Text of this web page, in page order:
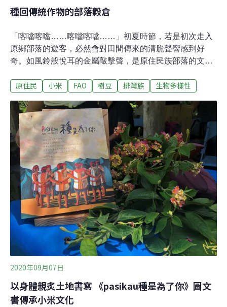
種回傳統作物的部落穀倉
「喀噹喀噹……喀噹喀噹……」初夏時節，若是初次走入
原鄉部落的遊客，必然會對田間傳來的清脆聲響感到好
奇。如風鈴般悅耳的金屬敲擊聲，是原住民族部落的文化
吃穀物的小鳥所製作的簡易趕鳥器，在山裡微風的助陣
音已經趕不走牠們了。」部落農人說，現在小米收成前，
得到田裡守著才行。儘管收成不易，小米承載著部落的文
化傳統和生物多樣性價值，在原鄉土地紛紛改種其他經濟
作物的現今，有些部落仍然堅持傳統農作，積極保存小米
種原及其神聖文化。莫拉克風災後遷居至平地的新來義部
落，部落發展協會有感於傳統排灣農耕知識的流失，數年
後號召族人返鄉耕種，組成部落小農共耕隊，重返舊部落
農地，種回傳統作物。走進來義鄉義林部落的「部落蔬
店」，架上販售著小米、紅藜、黑藜、樹豆、山芋和地瓜
等雜糧作物，也有小農順應節令種植、每日現採的蔬菜，
可說是
原住民 小米 FAO 樹豆 排灣族 生物多樣性
2020年09月07日
以身體親炙土地書寫 《pasikau種是為了你》圖文
書傳承小米文化